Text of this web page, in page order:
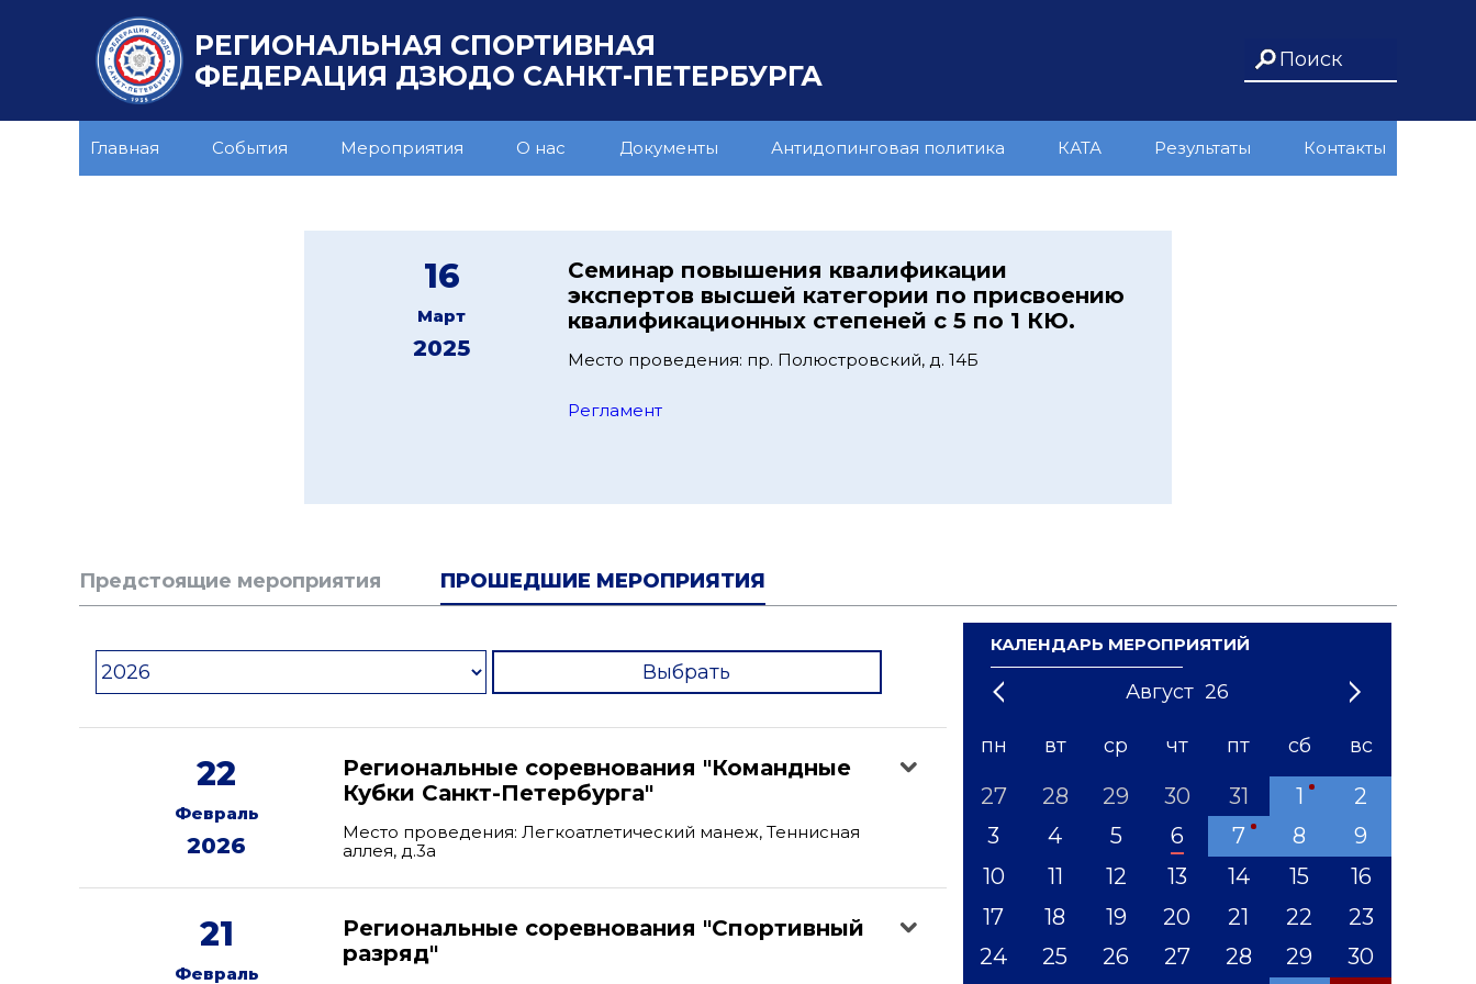
РЕГИОНАЛЬНАЯ СПОРТИВНАЯ
ФЕДЕРАЦИЯ ДЗЮДО САНКТ-ПЕТЕРБУРГА
Главная События Мероприятия О нас Документы Антидопинговая политика КАТА Результаты Контакты
16
Март
2025
Семинар повышения квалификации
экспертов высшей категории по присвоению
квалификационных степеней с 5 по 1 КЮ.
Место проведения: пр. Полюстровский, д. 14Б
Регламент
Предстоящие мероприятия ПРОШЕДШИЕ МЕРОПРИЯТИЯ
Выбрать
22
Февраль
2026
Региональные соревнования "Командные
Кубки Санкт-Петербурга"
Место проведения: Легкоатлетический манеж, Теннисная
аллея, д.3а
21
Февраль
Региональные соревнования "Спортивный
разряд"
КАЛЕНДАРЬ МЕРОПРИЯТИЙ
Август 26
1 3 5 8 10 12
'21 '23 '24 '25 '26 '27 '28 '29 '31
пн вт ср чт пт сб вс
27 28 29 30 31 1
2
3
4 5 6 7 8
9
10
11 12 13 14 15
16
17
18 19 20 21 22
23
24
25 26 27 28 29
30